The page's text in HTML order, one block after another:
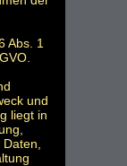
Abs. 1
und
liegt in